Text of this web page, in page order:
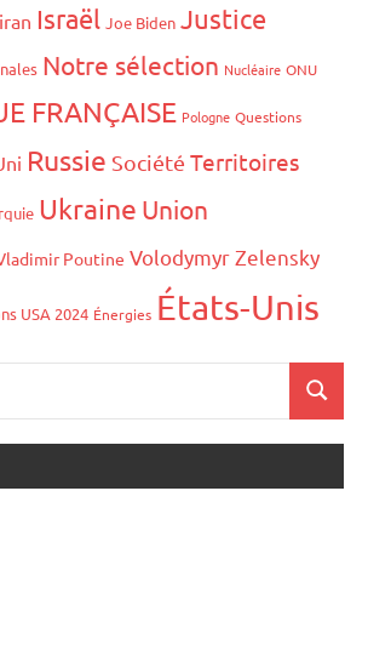
iran Israël Joe Biden Justice
Notre sélection Nucléaire ONU
FRANÇAISE Pologne Questions
Russie Société Territoires
Ukraine Union
Poutine Volodymyr Zelensky
USA 2024 Énergies États-Unis